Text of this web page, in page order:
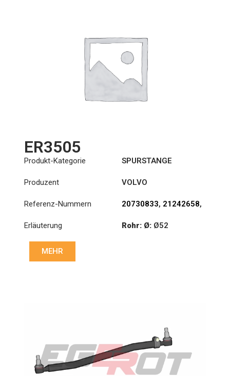
ER3505
Produkt-Kategorie SPURSTANGE
Produzent VOLVO
Referenz-Nummern 20730833, 21242658,
Erläuterung
Rohr: Ø: Ø52
MEHR